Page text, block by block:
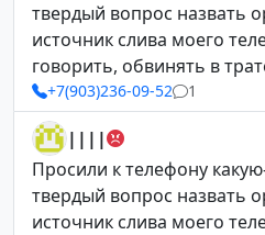
твердый вопрос назвать
источник слива моего
говорить, обвинять в
+7(903)236-09-52 1
||||
Просили к телефону
твердый вопрос назвать
источник слива моего